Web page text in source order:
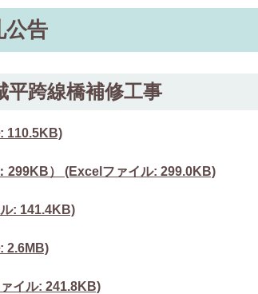
公告
平跨線橋補修工事
110.5KB)
299KB） (Excelファイル: 299.0KB)
: 141.4KB)
2.6MB)
イル: 241.8KB)